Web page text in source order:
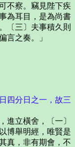
不察。竊見陛下疾
為耳目，是為尚書
〔三〕夫事積久則
言之奏。」
四分日之一，故三
立橫舍，〔一〕
博舉明經，唯賢是
真，非有期會，不